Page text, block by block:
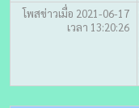
โพสข่าวเมื่อ 2021-06-17
เวลา 13:20:26